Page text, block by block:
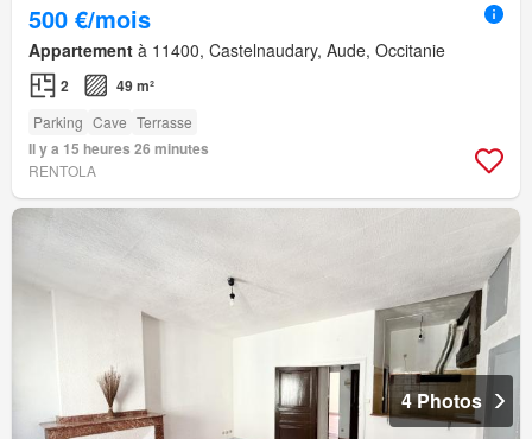
500 €/mois
Appartement à 11400, Castelnaudary, Aude, Occitanie
2 49 m²
Parking Cave Terrasse
Il y a 15 heures 26 minutes
RENTOLA
4 Photos